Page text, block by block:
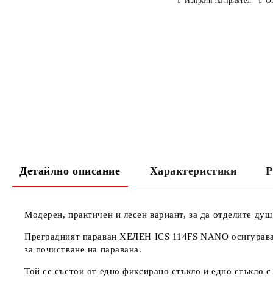
Детайлно описание Характеристики
Модерен, практичен и лесен вариант, за да отделите душ
Преградният параван ХЕЛЕН ICS 114FS NANO
за почистване на паравана.
Той се състои от едно фиксирано стъкло и едно стъкло